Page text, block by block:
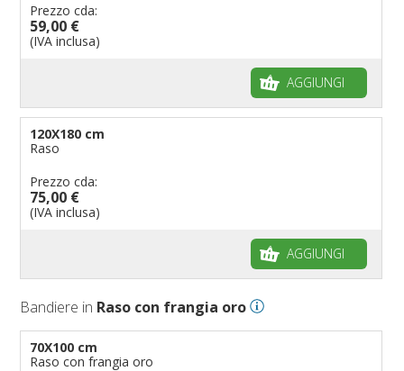
Prezzo cda:
59,00 €
(IVA inclusa)
AGGIUNGI
120X180 cm
Raso
Prezzo cda:
75,00 €
(IVA inclusa)
AGGIUNGI
Bandiere in Raso con frangia oro
70X100 cm
Raso con frangia oro